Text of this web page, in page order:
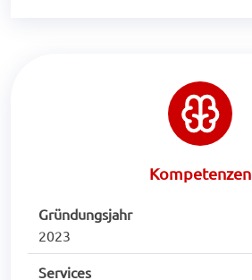
Kompetenzen
Gründungsjahr
2023
Services